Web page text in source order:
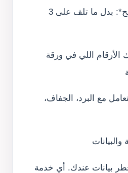
3. *التوجيه للتخصص الصح*: بدل ما تلف على 3
الأرقام اللي في ورقة
مع البرد، الجفاف،
بيانات عندك. أي خدمة